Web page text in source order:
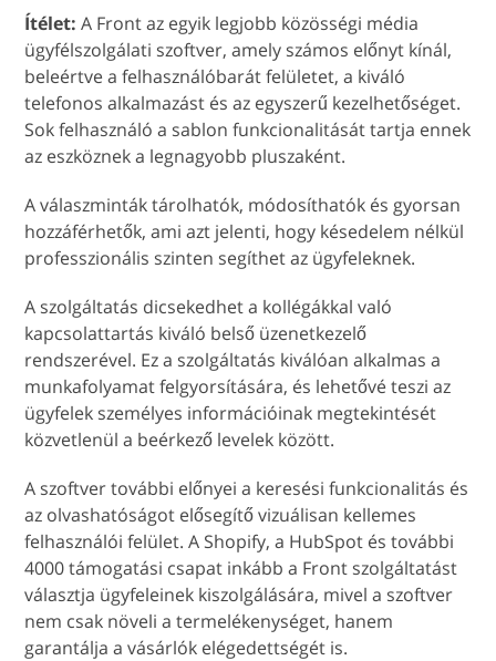
Ítélet: A Front az egyik legjobb közösségi média
ügyfélszolgálati szoftver, amely számos előnyt kínál,
beleértve a felhasználóbarát felületet, a kiváló
telefonos alkalmazást és az egyszerű kezelhetőséget.
Sok felhasználó a sablon funkcionalitását tartja ennek
az eszköznek a legnagyobb pluszaként.
A válaszminták tárolhatók, módosíthatók és gyorsan
hozzáférhetők, ami azt jelenti, hogy késedelem nélkül
professzionális szinten segíthet az ügyfeleknek.
A szolgáltatás dicsekedhet a kollégákkal való
kapcsolattartás kiváló belső üzenetkezelő
rendszerével. Ez a szolgáltatás kiválóan alkalmas a
munkafolyamat felgyorsítására, és lehetővé teszi az
ügyfelek személyes információinak megtekintését
közvetlenül a beérkező levelek között.
A szoftver további előnyei a keresési funkcionalitás és
az olvashatóságot elősegítő vizuálisan kellemes
felhasználói felület. A Shopify, a HubSpot és további
4000 támogatási csapat inkább a Front szolgáltatást
választja ügyfeleinek kiszolgálására, mivel a szoftver
nem csak növeli a termelékenységet, hanem
garantálja a vásárlók elégedettségét is.